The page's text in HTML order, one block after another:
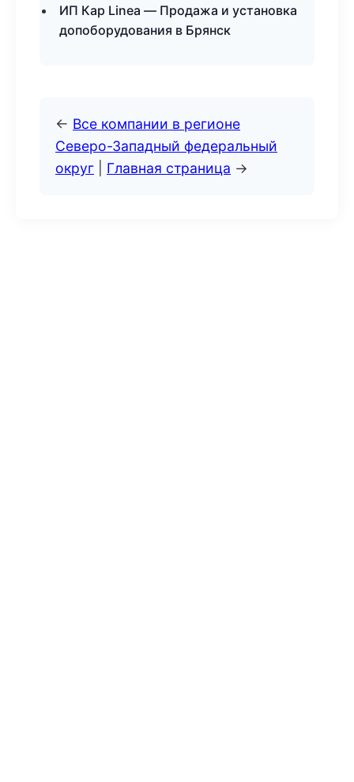
ИП Кар Linea — Продажа и установка
допоборудования в Брянск
← Все компании в регионе
Северо-Западный федеральный
округ
Главная страница →